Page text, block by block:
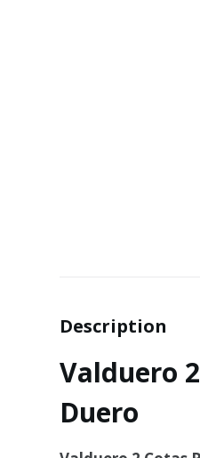
Description
Valduero
Duero